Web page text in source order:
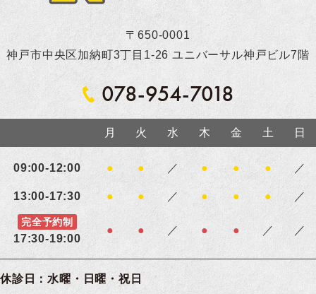
〒650-0001
神戸市中央区加納町3丁目1-26 ユニバーサル神戸ビル7階
078-954-7018
月 火 水 木 金 土 日
09:00-12:00 ● ● ／ ● ● ● ／
13:00-17:30 ● ● ／ ● ● ● ／
完全予約制
17:30-19:00
● ● ／ ● ● ／ ／
休診日：水曜・日曜・祝日